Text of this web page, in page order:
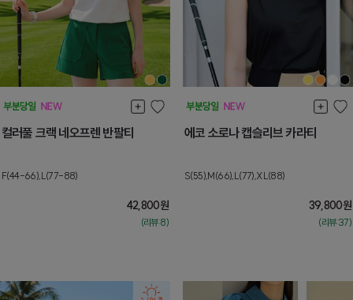
컬러풀 크랙 네오프렌 반팔티
F(44-66),L(77-88)
42,800원
(리뷰:8)
에코 소로나 캡슬리브 카라티
S(55),M(66),L(77),XL(88)
39,800원
(리뷰:37)